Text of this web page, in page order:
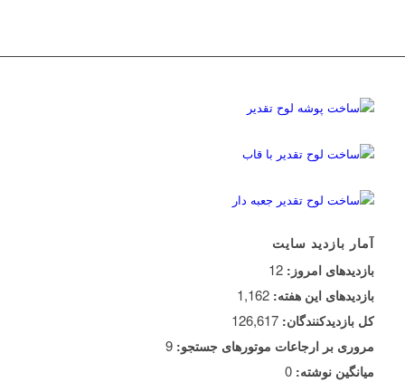
آمار بازدید سایت
بازدیدهای امروز: 12
بازدیدهای این هفته: 1,162
کل بازدیدکنند‌گان: 126,617
مروری بر ارجاعات موتورهای جستجو: 9
میانگین نوشته: 0